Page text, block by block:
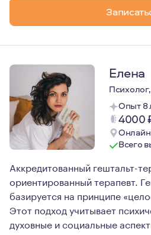
Елена
Опыт 8
4000
Онлайн
Всего
Аккредитованный гештальт-
ориентированный терапевт.
базируется на принципе
Этот подход учитывает
духовные и социальные